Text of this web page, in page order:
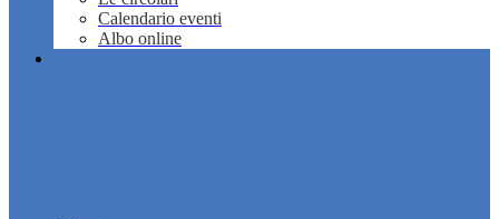
Calendario eventi
Albo online